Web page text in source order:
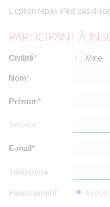
L'option repas n'est pas
PARTICIPANT À
Civilité Mme
Nom
Prénom
Service
E-mail
Téléphone
Financement Aucun